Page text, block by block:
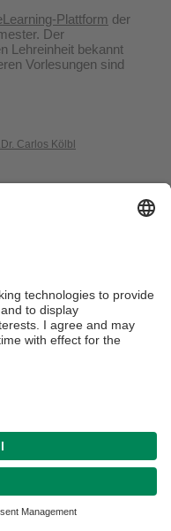
Plattform der
Der
Lehreinheit bekannt
Vorlesungen sind
Carlos Kölbl